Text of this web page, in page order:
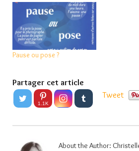
Pause ou pose ?
Partager cet article
1.1K
Tweet
About the Author: